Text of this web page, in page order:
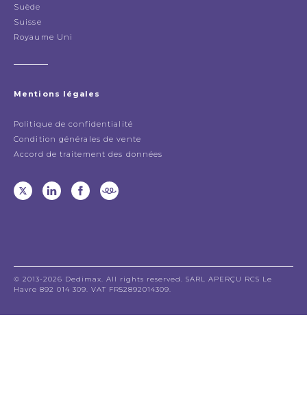
Suède
Suisse
Royaume Uni
Mentions légales
Politique de confidentialité
Condition générales de vente
Accord de traitement des données
© 2013-2026 Dedimax. All rights reserved. SARL APERÇU RCS Le
Havre 892 014 309. VAT FR52892014309.